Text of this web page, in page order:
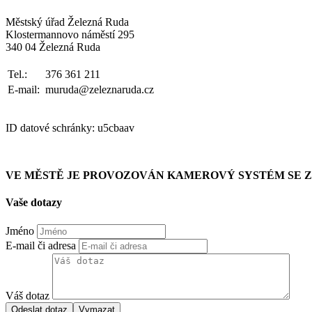
Městský úřad Železná Ruda
Klostermannovo náměstí 295
340 04 Železná Ruda
Tel.:
376 361 211
E-mail: muruda@zeleznaruda.cz
ID datové schránky: u5cbaav
VE MĚSTĚ JE PROVOZOVÁN KAMEROVÝ SYSTÉM SE
Vaše dotazy
Jméno
E-mail či adresa
Váš dotaz